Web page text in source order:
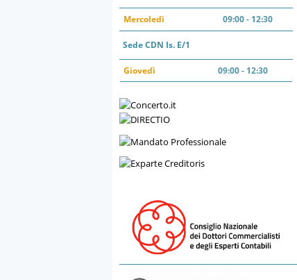
Mercoledì 09:00 - 12:30
Sede CDN Is. E/1
Giovedì 09:00 - 12:30